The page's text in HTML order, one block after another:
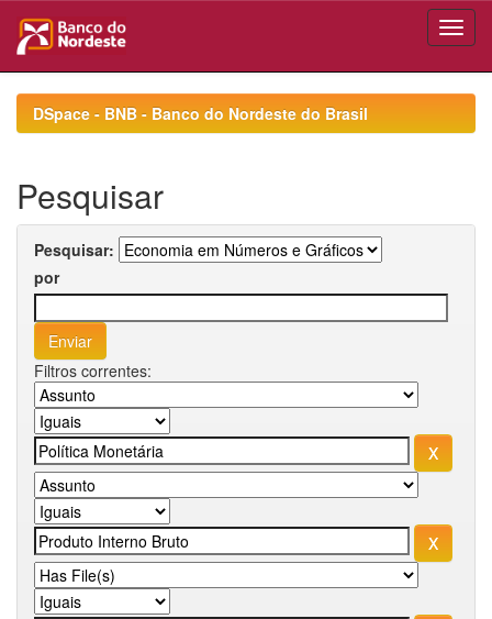
navigationDSpace - BNB - Banco do Nordeste do Brasil
Pesquisar
Pesquisar:
por
Filtros correntes: